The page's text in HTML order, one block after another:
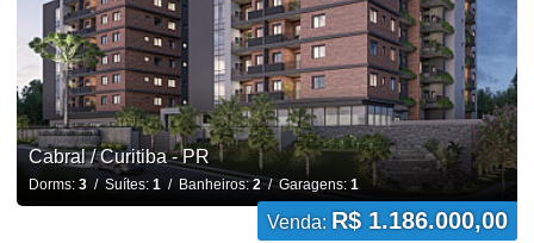
Cabral / Curitiba - PR
Dorms: 3/ Suítes: 1/ Banheiros:2/ Garagens: 1
Venda: R$ 1.186.000,00